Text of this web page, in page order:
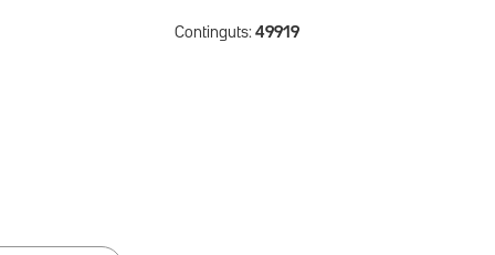
Continguts: 49919